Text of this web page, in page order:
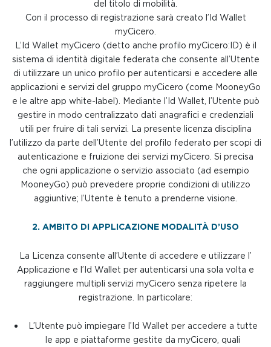
del titolo di mobilità.
Con il processo di registrazione sarà creato l’Id Wallet
myCicero.
L’Id Wallet myCicero (detto anche profilo myCicero:ID) è il
sistema di identità digitale federata che consente all’Utente
di utilizzare un unico profilo per autenticarsi e accedere alle
applicazioni e servizi del gruppo myCicero (come MooneyGo
e le altre app white-label). Mediante l’Id Wallet, l’Utente può
gestire in modo centralizzato dati anagrafici e credenziali
utili per fruire di tali servizi. La presente licenza disciplina
l’utilizzo da parte dell’Utente del profilo federato per scopi di
autenticazione e fruizione dei servizi myCicero. Si precisa
che ogni applicazione o servizio associato (ad esempio
MooneyGo) può prevedere proprie condizioni di utilizzo
aggiuntive; l’Utente è tenuto a prenderne visione.
2. AMBITO DI APPLICAZIONE MODALITÀ D’USO
La Licenza consente all’Utente di accedere e utilizzare l’
Applicazione e l’Id Wallet per autenticarsi una sola volta e
raggiungere multipli servizi myCicero senza ripetere la
registrazione. In particolare:
L’Utente può impiegare l’Id Wallet per accedere a tutte
le app e piattaforme gestite da myCicero, quali